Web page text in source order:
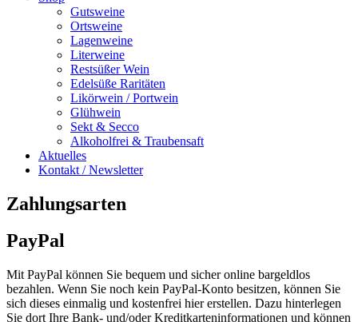
Gutsweine
Ortsweine
Lagenweine
Literweine
Restsüßer Wein
Edelsüße Raritäten
Likörwein / Portwein
Glühwein
Sekt & Secco
Alkoholfrei & Traubensaft
Aktuelles
Kontakt / Newsletter
Zahlungsarten
PayPal
Mit PayPal können Sie bequem und sicher online bargeldlos
bezahlen. Wenn Sie noch kein PayPal-Konto besitzen, können Sie
sich dieses einmalig und kostenfrei hier erstellen. Dazu hinterlegen
Sie dort Ihre Bank- und/oder Kreditkarteninformationen und können